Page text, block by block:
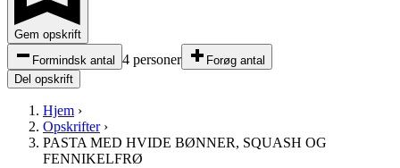
Gem opskrift
Formindsk antal
4 personer
Forøg antal
Del opskrift
Hjem ›
Opskrifter›
PASTA MED HVIDE BØNNER, SQUASH OG
FENNIKELFRØ